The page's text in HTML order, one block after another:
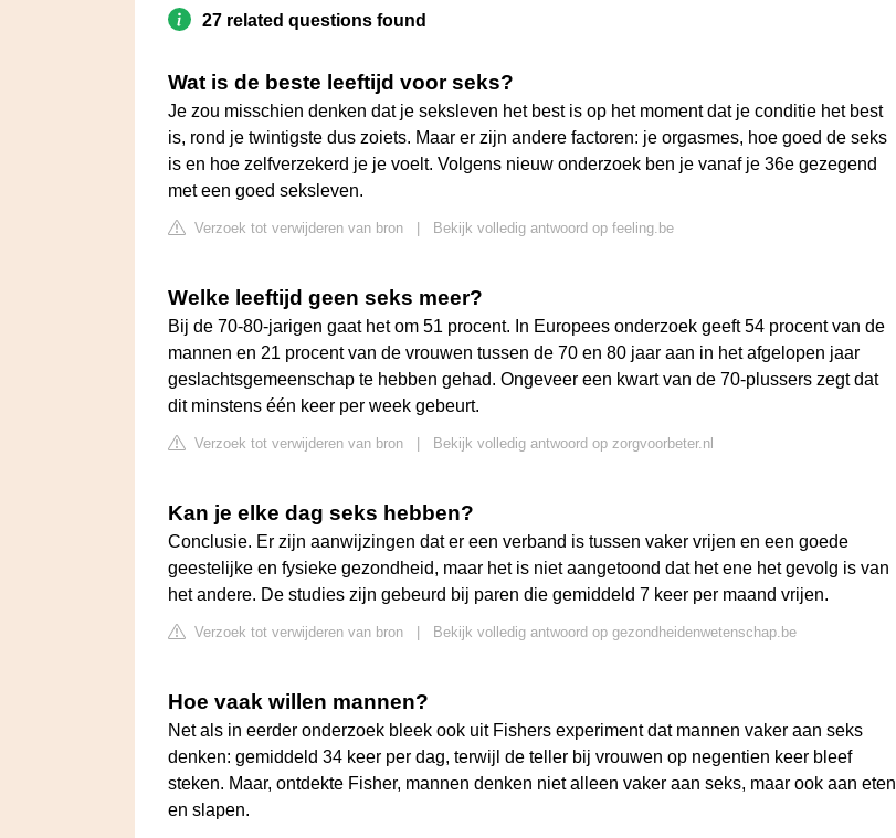
27 related questions found
Wat is de beste leeftijd voor seks?
Je zou misschien denken dat je seksleven het best is op het moment dat je conditie het best
is, rond je twintigste dus zoiets. Maar er zijn andere factoren: je orgasmes, hoe goed de seks
is en hoe zelfverzekerd je je voelt. Volgens nieuw onderzoek ben je vanaf je 36e gezegend
met een goed seksleven.
Verzoek tot verwijderen van bron Bekijk volledig antwoord op feeling.be
Welke leeftijd geen seks meer?
Bij de 70-80-jarigen gaat het om 51 procent. In Europees onderzoek geeft 54 procent van de
mannen en 21 procent van de vrouwen tussen de 70 en 80 jaar aan in het afgelopen jaar
geslachtsgemeenschap te hebben gehad. Ongeveer een kwart van de 70-plussers zegt dat
dit minstens één keer per week gebeurt.
Verzoek tot verwijderen van bron Bekijk volledig antwoord op zorgvoorbeter.nl
Kan je elke dag seks hebben?
Conclusie. Er zijn aanwijzingen dat er een verband is tussen vaker vrijen en een goede
geestelijke en fysieke gezondheid, maar het is niet aangetoond dat het ene het gevolg is van
het andere. De studies zijn gebeurd bij paren die gemiddeld 7 keer per maand vrijen.
Verzoek tot verwijderen van bron Bekijk volledig antwoord op gezondheidenwetenschap.be
Hoe vaak willen mannen?
Net als in eerder onderzoek bleek ook uit Fishers experiment dat mannen vaker aan seks
denken: gemiddeld 34 keer per dag, terwijl de teller bij vrouwen op negentien keer bleef
steken. Maar, ontdekte Fisher, mannen denken niet alleen vaker aan seks, maar ook aan eten
en slapen.